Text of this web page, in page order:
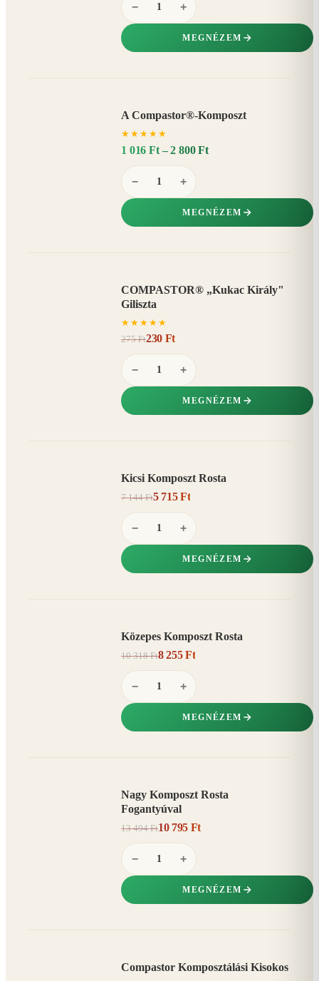
− +
MEGNÉZEM
A Compastor®-Komposzt
★ ★ ★ ★ ★
1 016 Ft – 2 800 Ft
− +
MEGNÉZEM
COMPASTOR® „Kukac Király"
Giliszta
★ ★ ★ ★ ★
275 Ft230 Ft
− +
MEGNÉZEM
Kicsi Komposzt Rosta
7 144 Ft5 715 Ft
− +
MEGNÉZEM
Közepes Komposzt Rosta
10 318 Ft8 255 Ft
− +
MEGNÉZEM
Nagy Komposzt Rosta
Fogantyúval
13 494 Ft10 795 Ft
− +
MEGNÉZEM
Compastor Komposztálási Kisokos